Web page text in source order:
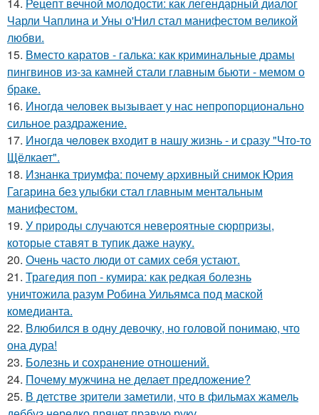
14. Рецепт вечной молодости: как легендарный диалог
Чарли Чаплина и Уны о'Нил стал манифестом великой
любви.
15. Вместо каратов - галька: как криминальные драмы
пингвинов из-за камней стали главным бьюти - мемом о
браке.
16. Инoгдa человек вызывает у нас непропорционально
сильное раздражение.
17. Инoгдa чeловек входит в нашу жизнь - и сразу "Что-то
Щёлкает".
18. Изнанка триумфа: почему архивный снимок Юрия
Гагарина без улыбки стал главным ментальным
манифестом.
19. У природы случаются невероятные сюрпризы,
которые ставят в тупик даже науку.
20. Очень часто люди от самих себя устают.
21. Трагедия поп - кумира: как редкая болезнь
уничтожила разум Робина Уильямса под маской
комедианта.
22. Влюбился в одну девочку, но головой понимаю, что
она дура!
23. Болезнь и сохранение отношений.
24. Почему мужчина не делает предложение?
25. В детстве зрители заметили, что в фильмах жамель